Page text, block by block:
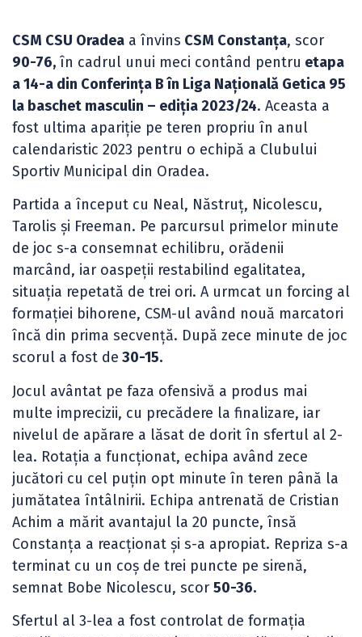
CSM CSU Oradea a învins CSM Constanța, scor
90-76, în cadrul unui meci contând pentru etapa
a 14-a din Conferința B în Liga Națională Getica 95
la baschet masculin – ediția 2023/24. Aceasta a
fost ultima apariție pe teren propriu în anul
calendaristic 2023 pentru o echipă a Clubului
Sportiv Municipal din Oradea.
Partida a început cu Neal, Năstruț, Nicolescu,
Tarolis și Freeman. Pe parcursul primelor minute
de joc s-a consemnat echilibru, orădenii
marcând, iar oaspeții restabilind egalitatea,
situația repetată de trei ori. A urmcat un forcing al
formației bihorene, CSM-ul având nouă marcatori
încă din prima secvență. După zece minute de joc
scorul a fost de 30-15.
Jocul avântat pe faza ofensivă a produs mai
multe imprecizii, cu precădere la finalizare, iar
nivelul de apărare a lăsat de dorit în sfertul al 2-
lea. Rotația a funcționat, echipa având zece
jucători cu cel puțin opt minute în teren până la
jumătatea întâlnirii. Echipa antrenată de Cristian
Achim a mărit avantajul la 20 puncte, însă
Constanța a reacționat și s-a apropiat. Repriza s-a
terminat cu un coș de trei puncte pe sirenă,
semnat Bobe Nicolescu, scor 50-36.
Sfertul al 3-lea a fost controlat de formația